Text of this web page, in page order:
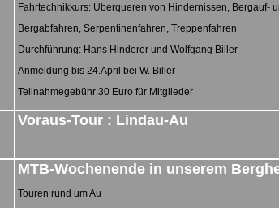
Fahrtechnikkurs: Überqueren von Hindernissen, Bergauf-
Bergabfahren, Serpentinenfahren, Treppenfahren
Durchführung: Hans Hinderer und Wolfgang Biller
Anmeldung bis 24.April bei W. Biller
Teilnahmegebühr:30 Euro für Mitglieder
Voraus-Tour : Lindau-Au
MTB-Wochenende in unserem
Touren rund um Au